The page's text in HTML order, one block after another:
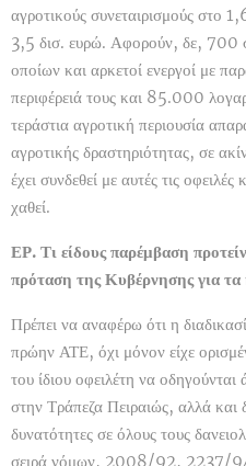
αγροτικούς συνεταιρισμούς στο
3,5 δισ. ευρώ. Αφορούν, δε, 700
οποίων και αρκετοί ενεργοί με
περιφέρειά τους και 85.000
τεράστια αγροτική περιουσία
αγροτικής δραστηριότητας, σε
έχει συνδεθεί με αυτές τις
χαθεί.
ΕΡ. Τι είδους παρέμβαση
πρόταση της Κυβέρνησης για τα
Πρέπει να αναφέρω ότι η
πρώην ΑΤΕ, όχι μόνον είχε
του ίδιου οφειλέτη να
στην Τράπεζα Πειραιώς, αλλά και
δυνατότητες σε όλους τους
σειρά νόμων, 2008/92, 2237/